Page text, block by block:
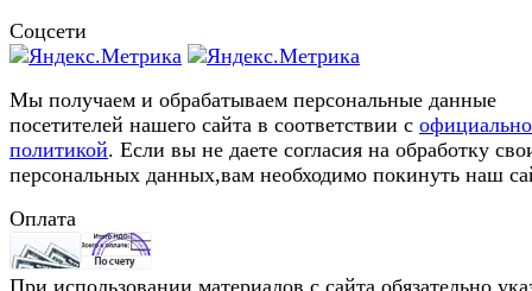
Соцсети
Мы получаем и обрабатываем персональные данные
посетителей нашего сайта в соответствии с
политикой. Если вы не даете согласия на обработку
персональных данных,вам необходимо покинуть наш
Оплата
При использовании материалов с сайта обязательно